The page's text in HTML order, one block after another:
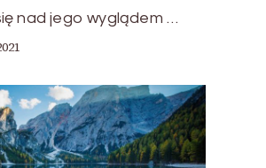
nad jego wyglądem …